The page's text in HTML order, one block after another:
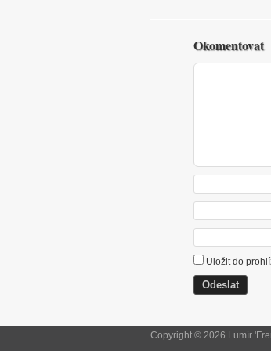
Okomentovat
Uložit do
Copyright © 2026 Lumír